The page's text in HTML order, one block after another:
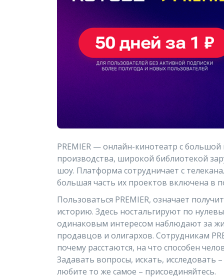
PREMIER — онлайн-кинотеатр с
производства, широкой библиотекой
шоу. Платформа сотрудничает с
большая часть их проектов включена в
Пользоваться PREMIER, означает
историю. Здесь ностальгируют по
одинаковым интересом наблюдают за
продавцов и олигархов. Сотрудникам
почему расстаются, на что способен
Задавать вопросы, искать,
любите то же самое – присоединяйтесь.